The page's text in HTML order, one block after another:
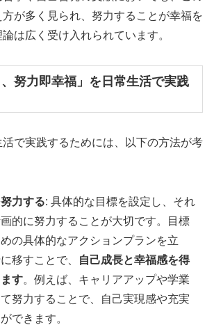
が多く見られ、努力することが幸福を
は広く受け入れられています。
、努力即幸福」を日常生活で実践
で実践するためには、以下の方法が考
力する: 具体的な目標を設定し、それ
的に努力することが大切です。目標
の具体的なアクションプランを立
移すことで、
自己成長と幸福感を得
す。例えば、キャリアアップや学業
努力することで、自己実現感や充実
できます。